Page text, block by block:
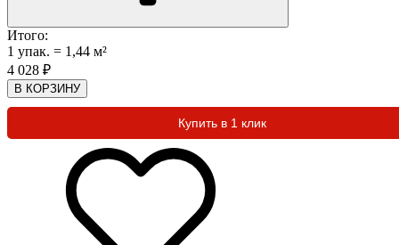
Итого:
1 упак. = 1,44 м²
4 028 ₽
В КОРЗИНУ
Купить в 1 клик